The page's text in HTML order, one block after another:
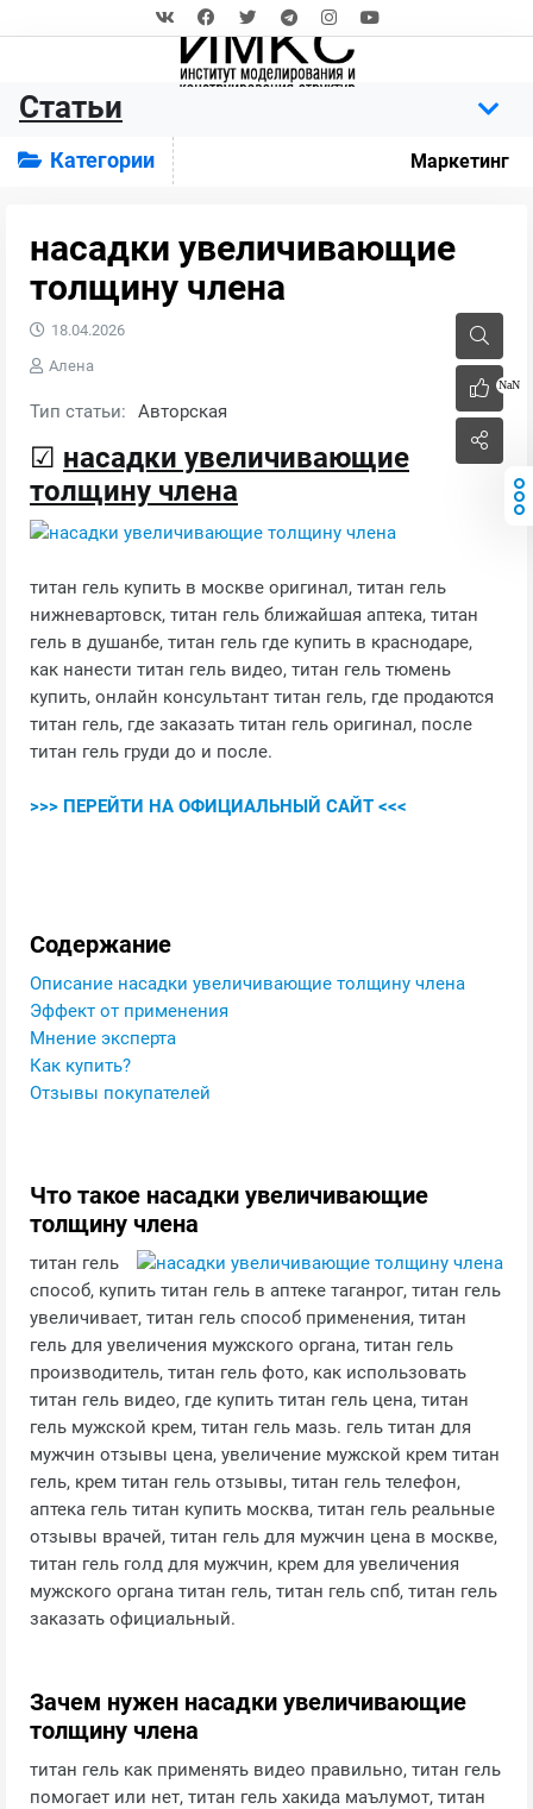
Статьи
Категории Маркетинг
насадки увеличивающие
толщину члена
NaN
18.04.2026
Алена
Тип статьи: Авторская
☑ насадки увеличивающие
толщину члена
титан гель купить в москве оригинал, титан гель
нижневартовск, титан гель ближайшая аптека, титан
гель в душанбе, титан гель где купить в краснодаре,
как нанести титан гель видео, титан гель тюмень
купить, онлайн консультант титан гель, где продаются
титан гель, где заказать титан гель оригинал, после
титан гель груди до и после.
>>> ПЕРЕЙТИ НА ОФИЦИАЛЬНЫЙ САЙТ <<<
Содержание
Описание насадки увеличивающие толщину члена
Эффект от применения
Мнение эксперта
Как купить?
Отзывы покупателей
Что такое насадки увеличивающие
толщину члена
титан гель
способ, купить титан гель в аптеке таганрог, титан гель
увеличивает, титан гель способ применения, титан
гель для увеличения мужского органа, титан гель
производитель, титан гель фото, как использовать
титан гель видео, где купить титан гель цена, титан
гель мужской крем, титан гель мазь. гель титан для
мужчин отзывы цена, увеличение мужской крем титан
гель, крем титан гель отзывы, титан гель телефон,
аптека гель титан купить москва, титан гель реальные
отзывы врачей, титан гель для мужчин цена в москве,
титан гель голд для мужчин, крем для увеличения
мужского органа титан гель, титан гель спб, титан гель
заказать официальный.
Зачем нужен насадки увеличивающие
толщину члена
титан гель как применять видео правильно, титан гель
помогает или нет, титан гель хакида маълумот, титан